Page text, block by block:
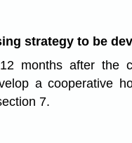
strategy to be
months after the
a cooperative
7.